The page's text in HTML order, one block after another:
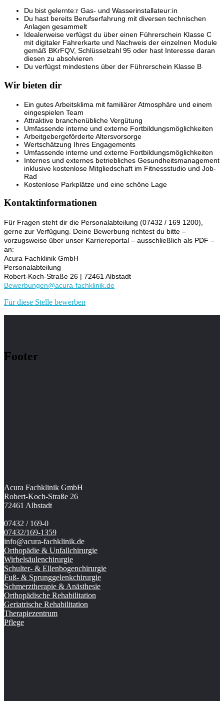
Du bist gelernte:r Gas- und Wasserinstallateur:in
Du hast bereits Berufserfahrung mit diversen technischen
Anlagen gesammelt
Idealerweise verfügst du über einen Führerschein Klasse C
mit digitaler Fahrerkarte und Nachweis der einzelnen Module
gemäß BKrFQV, Schlüsselzahl 95 oder hast Interesse daran
diesen zu absolvieren
Du verfügst mindestens über der Führerschein Klasse B
Wir bieten dir
Ein gutes Arbeitsklima mit familiärer Atmosphäre und einem
eingespielen Team
Attraktive branchenübliche Vergütung
Umfassende interne und externe Fortbildungsmöglichkeiten
Arbeitgebergeförderte Altersvorsorge
Wertschätzung Ihres Engagements
Umfassende interne und externe Fortbildungsmöglichkeiten
Internes und externes betriebliches Gesundheitsmanagement
inklusive kostenlose Mitgliedschaft im Fitnessstudio und Job-
Rad
Kostenlose Parkplätze und eine schöne Lage
Kontaktinformationen
Für Fragen steht dir die Personalabteilung (07432 / 169 1200),
gerne zur Verfügung. Deine Bewerbung richtest du bitte –
vorzugsweise über unser Karriereportal – ausschließlich als PDF –
an:
Acura Fachklinik GmbH
Personalabteilung
Robert-Koch-Straße 26 | 72461 Albstadt
Bewerbungen@acura-fachklinik.de
Für diese Stelle bewerben
Footer
Acura Fachklinik GmbH
Robert-Koch-Straße 26
72461 Albstadt
07432 / 169-0
07432/169-1359
info@acura-fachklinik.de
Orthopädie & Unfallchirurgie
Wirbelsäulenchirurgie
Schulter- & Ellenbogenchirurgie
Fuß- & Sprunggelenkchirurgie
Schmerztherapie & Anästhesie
Orthopädische Rehabilitation
Geriatrische Rehabilitation
Therapiezentrum
Pflege